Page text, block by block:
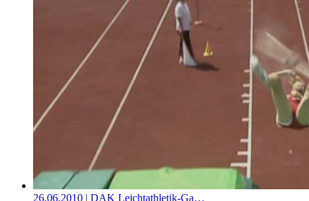
26.06.2010 | DAK Leichtathletik-Ga…